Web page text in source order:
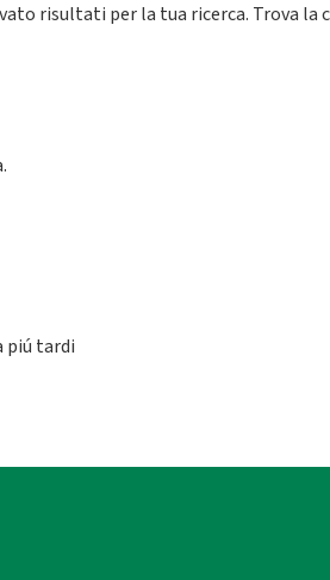
risultati per la tua ricerca. Trova
piú tardi